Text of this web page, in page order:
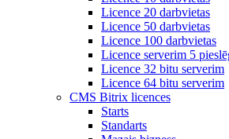
Licence 20 darbvietas
Licence 50 darbvietas
Licence 100 darbvietas
Licence serverim 5
Licence 32 bitu serverim
Licence 64 bitu serverim
CMS Bitrix licences
Starts
Standarts